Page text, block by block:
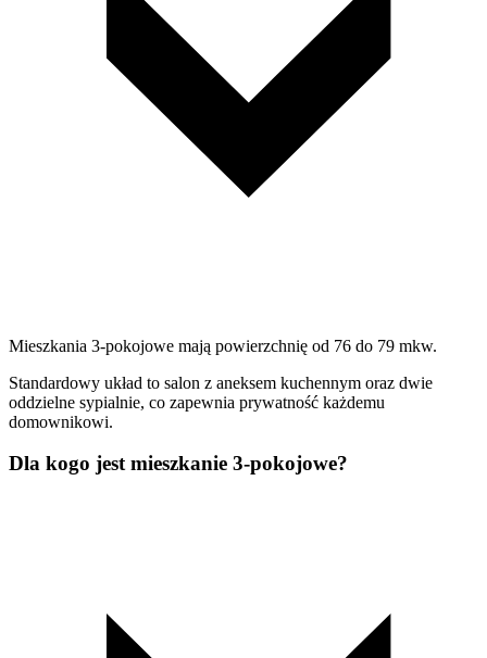
Mieszkania 3-pokojowe mają powierzchnię od 76 do 79 mkw.
Standardowy układ to salon z aneksem kuchennym oraz dwie
oddzielne sypialnie, co zapewnia prywatność każdemu
domownikowi.
Dla kogo jest mieszkanie 3-pokojowe?